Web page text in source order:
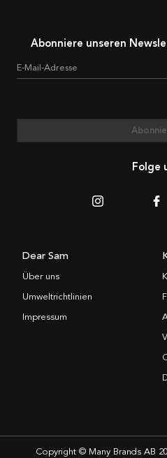
Abonniere unseren
E-Mail-Adresse
Folge
Dear Sam
Über uns
Umweltrichtlinien
Impressum
Copyright © Many Brands AB